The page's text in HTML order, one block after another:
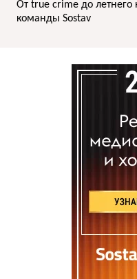
От true crime до
команды Sostav